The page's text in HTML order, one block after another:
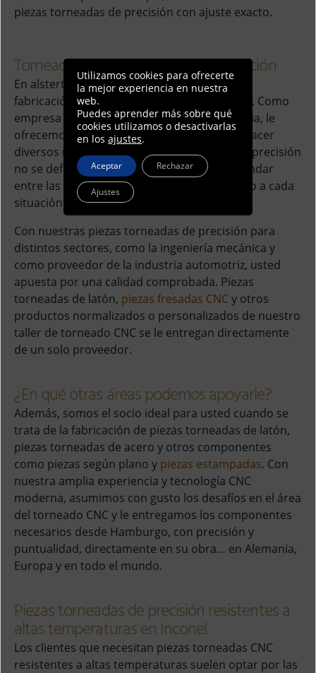
piezas torneadas de precisión con ajuste exacto.
Torneado CNC preciso para su aplicación
En alstertalerschraubenpuede encargar la
fabricación de piezas torneadas de precisión. Como
empresa especializada con amplia experiencia, le
ofrecemos nuestro conocimiento para satisfacer
diversos requisitos. Las piezas torneadas de precisión
no se definen únicamente por medidas estándar
entre las que elegir, sino por un ajuste exacto a cada
situación específica.
Con nuestras piezas torneadas de precisión para
distintos sectores, como la ingeniería mecánica y
como proveedor de la industria automotriz, usted
apuesta por una calidad comprobada. Piezas
torneadas de latón, piezas fresadas CNC y otros
productos normalizados o personalizados de nuestro
taller de torneado CNC se le entregan directamente
de un solo proveedor.
¿En qué otras áreas podemos apoyarle?
Además, somos el socio ideal para usted cuando se
trata de la fabricación de piezas torneadas de latón,
piezas torneadas de acero y otros componentes
como piezas según plano y piezas estampadas. Con
nuestra amplia experiencia y tecnología CNC
moderna, asumimos con gusto los desafíos en el área
del torneado CNC y le entregamos los componentes
necesarios desde Hamburgo, con precisión y
puntualidad, directamente en su obra… en Alemania,
Europa y en todo el mundo.
Piezas torneadas de precisión resistentes a
altas temperaturas en Inconel
Los clientes que necesitan piezas torneadas CNC
resistentes a altas temperaturas suelen optar por las
Utilizamos cookies para ofrecerte
la mejor experiencia en nuestra
web.
Puedes aprender más sobre qué
cookies utilizamos o desactivarlas
en losajustes.
Aceptar Rechazar
Ajustes